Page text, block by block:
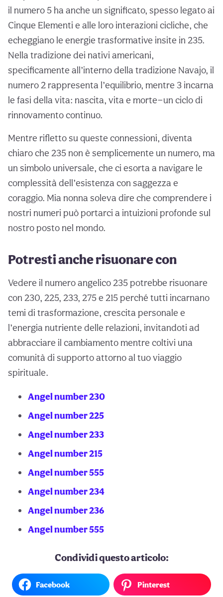
il numero 5 ha anche un significato, spesso legato ai
Cinque Elementi e alle loro interazioni cicliche, che
echeggiano le energie trasformative insite in 235.
Nella tradizione dei nativi americani,
specificamente all’interno della tradizione Navajo, il
numero 2 rappresenta l’equilibrio, mentre 3 incarna
le fasi della vita: nascita, vita e morte—un ciclo di
rinnovamento continuo.
Mentre rifletto su queste connessioni, diventa
chiaro che 235 non è semplicemente un numero, ma
un simbolo universale, che ci esorta a navigare le
complessità dell’esistenza con saggezza e
coraggio. Mia nonna soleva dire che comprendere i
nostri numeri può portarci a intuizioni profonde sul
nostro posto nel mondo.
Potresti anche risuonare con
Vedere il numero angelico 235 potrebbe risuonare
con 230, 225, 233, 275 e 215 perché tutti incarnano
temi di trasformazione, crescita personale e
l’energia nutriente delle relazioni, invitandoti ad
abbracciare il cambiamento mentre coltivi una
comunità di supporto attorno al tuo viaggio
spirituale.
Angel number 230
Angel number 225
Angel number 233
Angel number 215
Angel number 555
Angel number 234
Angel number 236
Angel number 555
Condividi questo articolo:
Facebook Pinterest